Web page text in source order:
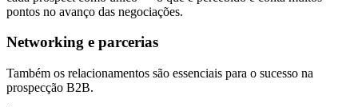
pontos no avanço das negociações.
Networking e parcerias
Também os relacionamentos são essenciais para o sucesso na
prospecção B2B.